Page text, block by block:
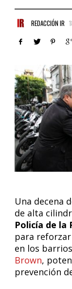
REDACCIÓN IR
Una decena
de alta
Policía de la
para
en los
Brown,
prevención